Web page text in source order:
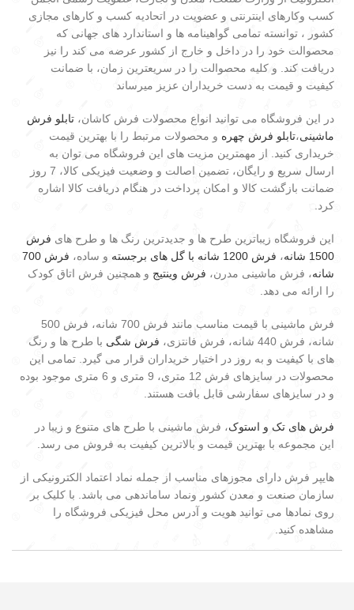
کسب وکارهای اینترنتی و عضویت در اتحادیه کسب و کارهای مجازی
کشور ، توانسته تمامی گواهینامه ها و استاندارد های جهانی که
محصوالت خود را در داخل و خارج از کشور عرضه می کند را نیز
دریافت کند. و کلیه محصوالت را در سریعترین زمان، با ضمانت
کیفیت و قیمت به دست خریداران عزیز میرساند
در این فروشگاه می توانید انواع محصولات فرش کاشان، تابلو فرش
ماشینی،تابلو فرش چهره و محصولات مرتبط را با بهترین قیمت
خریداری کنید. از مهمترین مزیت های این فروشگاه می توان به
ارسال سریع و رایگان، تضمین اصالت و وضعیت فیزیکی کالا، 7 روز
ضمانت بازگشت کالا و امکان پرداخت در هنگام دریافت کالا اشاره
کرد.
این فروشگاه زیباترین طرح ها و جدیدترین رنگ ها و طرح های فرش
1500 شانه
، فرش 1200 شانه با گل های برجسته و ساده،
فرش 700
شانه، فرش ماشینی مدرن، فرش وینتیج و همچنین فرش اتاق کودک
را ارائه می دهد.
فرش ماشینی با قیمت مناسب مانند فرش 700 شانه، فرش 500
شانه، فرش 440 شانه، فرش فانتزی،
فرش شگی با طرح ها و رنگ
های با کیفیت و به روز در اختیار خریداران قرار می گیرد. تمامی این
محصولات در سایزهای فرش 12 متری، 9 متری و 6 متری موجود بوده
و در سایزهای سفارشی قابل بافت هستند.
فرش های تک و استوک، فرش ماشینی با طرح های متنوع و زیبا در
این مجموعه با بهترین قیمت و بالاترین کیفیت به فروش می رسد.
هایپر فرش دارای مجوزهای مناسب از جمله نماد اعتماد الکترونیکی از
سازمان صنعت و معدن کشور ونماد ساماندهی می باشد. با کلیک بر
روی نمادها می توانید هویت و آدرس محل فیزیکی فروشگاه را
مشاهده کنید.